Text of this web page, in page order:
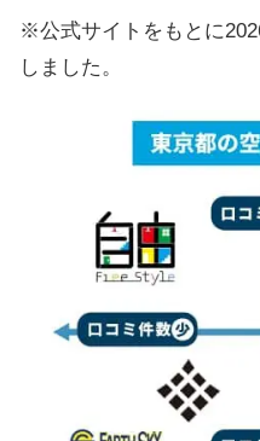
※公式サイトをもとに
しました。